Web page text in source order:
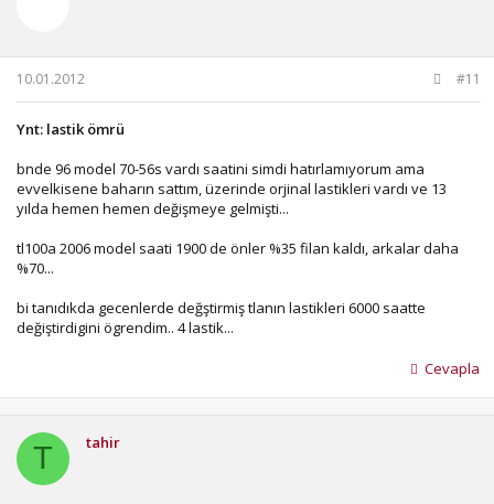
10.01.2012 #11
Ynt: lastik ömrü
bnde 96 model 70-56s vardı saatini simdi hatırlamıyorum ama
evvelkisene baharın sattım, üzerinde orjinal lastikleri vardı ve 13
yılda hemen hemen değişmeye gelmişti...
tl100a 2006 model saati 1900 de önler %35 filan kaldı, arkalar daha
%70...
bi tanıdıkda gecenlerde değştirmiş tlanın lastikleri 6000 saatte
değiştirdigini ögrendim.. 4 lastik...
Cevapla
T tahir